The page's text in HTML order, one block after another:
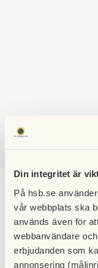
Din integritet är
På hsb.se
vår webbplats ska
används även för
webbanvändare
erbjudanden som
annonsering
Om
Brf Ängsö äger flera
formerade kring
Östergården och